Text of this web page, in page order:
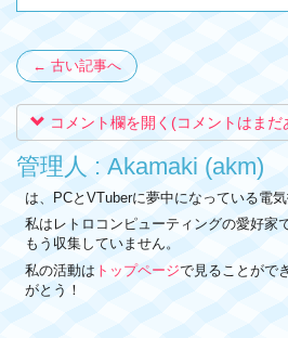
← 古い記事へ
コメント欄を開く(コメントはまだ
管理人 : Akamaki (akm)
は、PCとVTuberに夢中になっている電気
私はレトロコンピューティングの愛好家
もう収集していません。
私の活動は トップページで見ることがで
がとう！